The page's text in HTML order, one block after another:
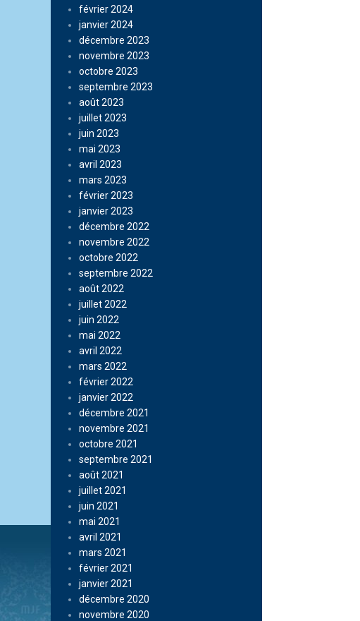
février 2024
janvier 2024
décembre 2023
novembre 2023
octobre 2023
septembre 2023
août 2023
juillet 2023
juin 2023
mai 2023
avril 2023
mars 2023
février 2023
janvier 2023
décembre 2022
novembre 2022
octobre 2022
septembre 2022
août 2022
juillet 2022
juin 2022
mai 2022
avril 2022
mars 2022
février 2022
janvier 2022
décembre 2021
novembre 2021
octobre 2021
septembre 2021
août 2021
juillet 2021
juin 2021
mai 2021
avril 2021
mars 2021
février 2021
janvier 2021
décembre 2020
novembre 2020